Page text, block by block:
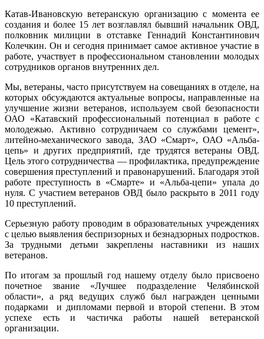
Катав-Ивановскую ветеранскую организацию с момента ее
создания и более 15 лет возглавлял бывший начальник ОВД,
полковник милиции в отставке Геннадий Константинович
Колечкин. Он и сегодня принимает самое активное участие в
работе, участвует в профессиональном становлении молодых
сотрудников органов внутренних дел.
Мы, ветераны, часто присутствуем на совещаниях в отделе, на
которых обсуждаются актуальные вопросы, направленные на
улучшение жизни ветеранов, используем свой безопасности
ОАО «Катавский профессиональный потенциал в работе с
молодежью. Активно сотрудничаем со службами цемент»,
литейно-механического завода, ЗАО «Смарт», ОАО «Альба-
цепь» и других предприятий, где трудятся ветераны ОВД.
Цель этого сотрудничества — профилактика, предупреждение
совершения преступлений и правонарушений. Благодаря этой
работе преступность в «Смарте» и «Альба-цепи» упала до
нуля. С участием ветеранов ОВД было раскрыто в 2011 году
10 преступлений.
Серьезную работу проводим в образовательных учреждениях
с целью выявления беспризорных и безнадзорных подростков.
За трудными детьми закреплены наставники из наших
ветеранов.
По итогам за прошлый год нашему отделу было присвоено
почетное звание «Лучшее подразделение Челябинской
области», а ряд ведущих служб был награжден ценными
подарками и дипломами первой и второй степени. В этом
успехе есть и частичка работы нашей ветеранской
организации.